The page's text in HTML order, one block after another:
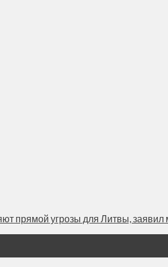
прямой угрозы для Литвы,